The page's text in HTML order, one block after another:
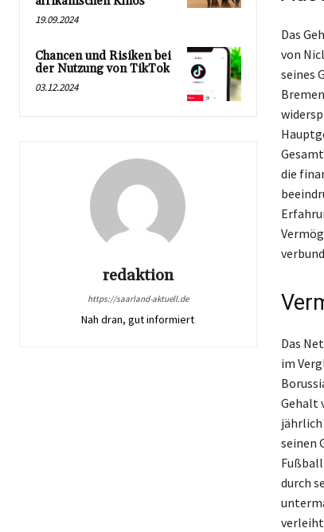
19.09.2024
Chancen und Risiken bei
der Nutzung von TikTok
03.12.2024
redaktion
https://saarland-aktuell.de
Nah dran, gut informiert
Das
von
seines
die
Das
im
Gehalt
seinen
durch